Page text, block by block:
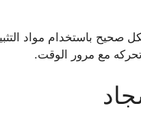
صحيح باستخدام مواد
مع مرور الوقت.